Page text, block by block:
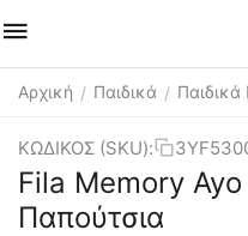
Αρχική / Παιδικά /
ΚΩΔΙΚΟΣ (SKU):
Fila Memory
Παπούτσια